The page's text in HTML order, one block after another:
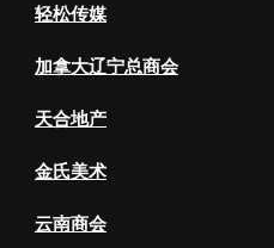
轻松传媒
加拿大辽宁总商会
天合地产
金氏美术
云南商会